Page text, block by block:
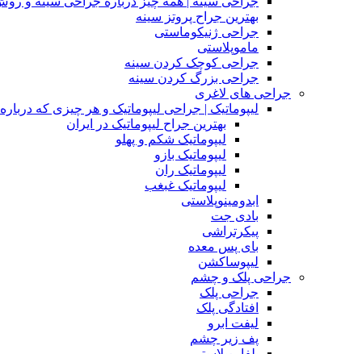
بهترین جراح پروتز سینه
جراحی ژنیکوماستی
ماموپلاستی
جراحی کوچک کردن سینه
جراحی بزرگ کردن سینه
جراحی های لاغری
لیپوماتیک | جراحی لیپوماتیک و هر چیزی که درباره
بهترین جراح لیپوماتیک در ایران
لیپوماتیک شکم و پهلو
لیپوماتیک بازو
لیپوماتیک ران
لیپوماتیک غبغب
ابدومینوپلاستی
بادی‌ جت
پیکرتراشی
بای پس معده
لیپوساکشن
جراحی پلک و چشم
جراحی پلک
افتادگی پلک
لیفت ابرو
پف زیر چشم